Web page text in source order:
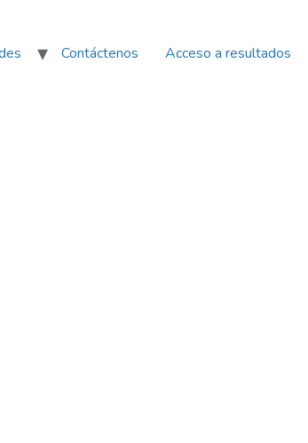
Contáctenos Acceso a resultados